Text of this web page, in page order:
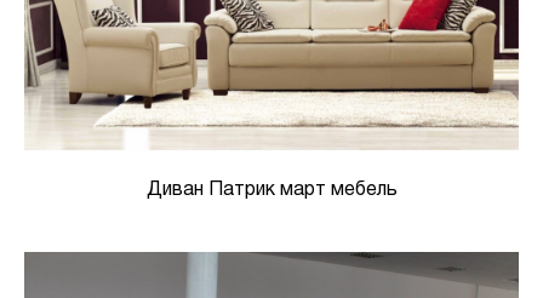
Диван Патрик март мебель